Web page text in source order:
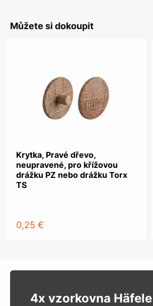
Můžete si dokoupit
Krytka, Pravé dřevo,
neupravené, pro křížovou
drážku PZ nebo drážku Torx
TS
0,25 €
4x vzorkovna